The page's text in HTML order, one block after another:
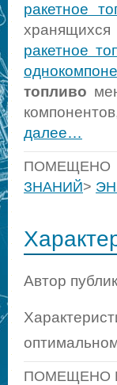
ракетное
хранящихся
ракетное
топливо
далее…
ЗНАНИЙ>
Автор
ПОМЕЩЕНО